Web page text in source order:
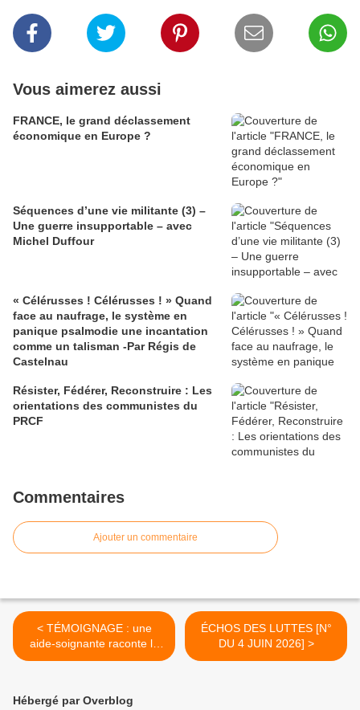
Vous aimerez aussi
FRANCE, le grand déclassement
économique en Europe ?
Séquences d’une vie militante (3) –
Une guerre insupportable – avec
Michel Duffour
« Célérusses ! Célérusses ! » Quand
face au naufrage, le système en
panique psalmodie une incantation
comme un talisman -Par Régis de
Castelnau
Résister, Fédérer, Reconstruire : Les
orientations des communistes du
PRCF
Commentaires
Ajouter un commentaire
< TÉMOIGNAGE : une
aide-soignante raconte le
travail à l’EHPAD
ÉCHOS DES LUTTES [N°
DU 4 JUIN 2026] >
Hébergé par Overblog